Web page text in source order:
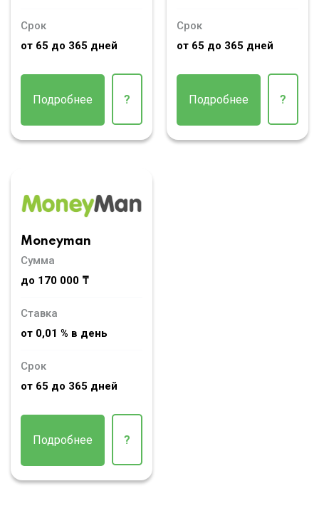
Срок
от 65 до 365 дней
Подробнее ?
Срок
от 65 до 365 дней
Подробнее ?
Moneyman
Сумма
до 170 000 ₸
Ставка
от 0,01 % в день
Срок
от 65 до 365 дней
Подробнее ?